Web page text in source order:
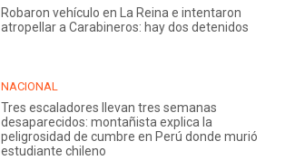
Robaron vehículo en La Reina e intentaron
atropellar a Carabineros: hay dos detenidos
NACIONAL
Tres escaladores llevan tres semanas
desaparecidos: montañista explica la
peligrosidad de cumbre en Perú donde murió
estudiante chileno